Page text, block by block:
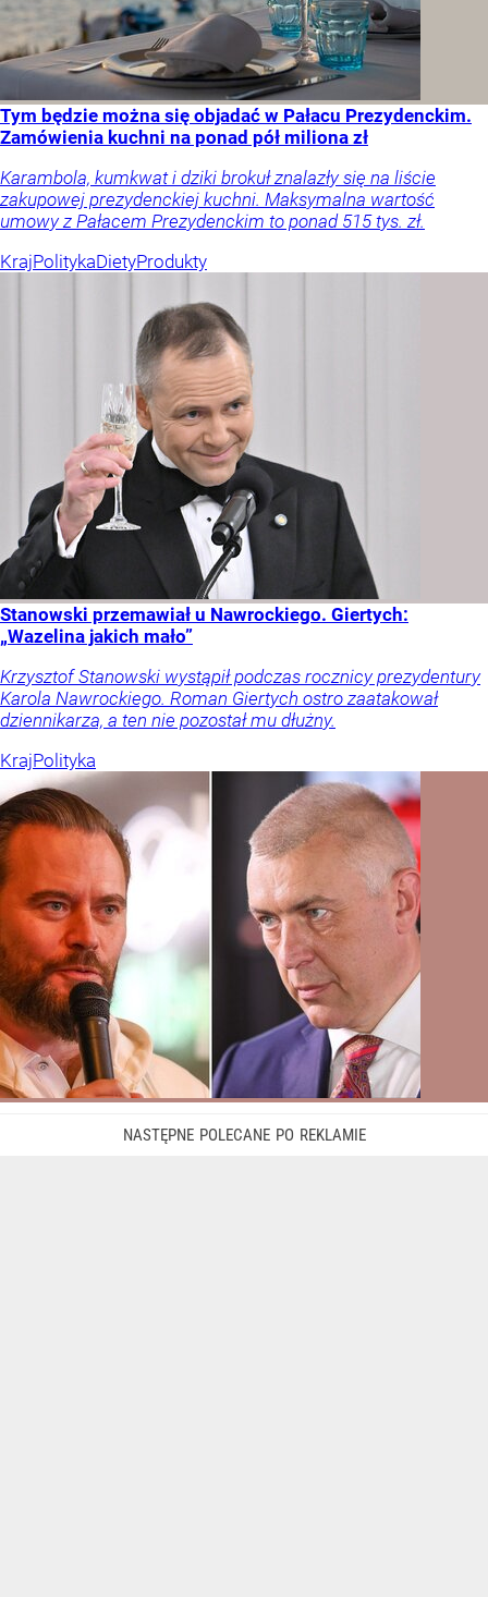
Tym będzie można się objadać w Pałacu Prezydenckim.
Zamówienia kuchni na ponad pół miliona zł
Karambola, kumkwat i dziki brokuł znalazły się na liście
zakupowej prezydenckiej kuchni. Maksymalna wartość
umowy z Pałacem Prezydenckim to ponad 515 tys. zł.
KrajPolitykaDietyProdukty
Stanowski przemawiał u Nawrockiego. Giertych:
„Wazelina jakich mało”
Krzysztof Stanowski wystąpił podczas rocznicy prezydentury
Karola Nawrockiego. Roman Giertych ostro zaatakował
dziennikarza, a ten nie pozostał mu dłużny.
KrajPolityka